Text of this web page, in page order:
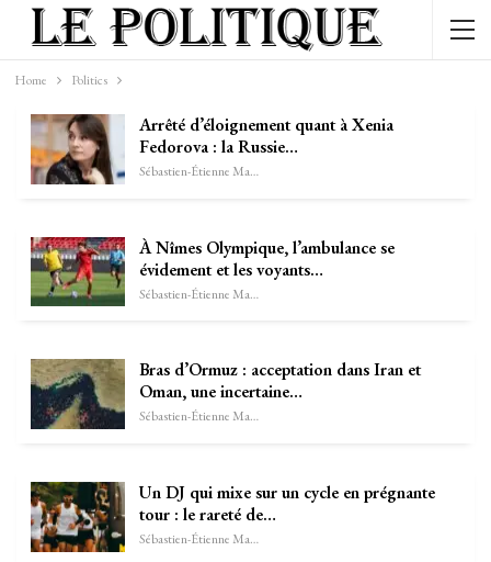
Home Politics
Arrêté d’éloignement quant à Xenia
Fedorova : la Russie…
Sébastien-Étienne Marechal
À Nîmes Olympique, l’ambulance se
évidement et les voyants…
Sébastien-Étienne Marechal
Bras d’Ormuz : acceptation dans Iran et
Oman, une incertaine…
Sébastien-Étienne Marechal
Un DJ qui mixe sur un cycle en prégnante
tour : le rareté de…
Sébastien-Étienne Marechal